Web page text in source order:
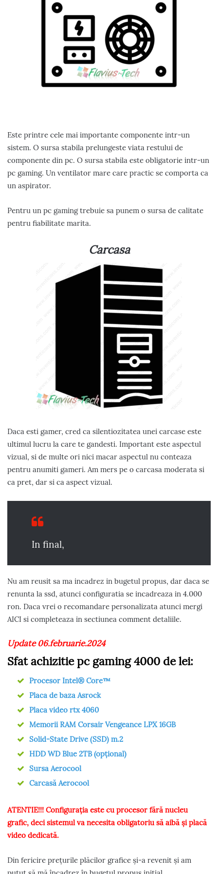
Este printre cele mai importante componente intr-un
sistem. O sursa stabila prelungeste viata restului de
componente din pc. O sursa stabila este obligatorie intr-un
pc gaming. Un ventilator mare care practic se comporta ca
un aspirator.
Pentru un pc gaming trebuie sa punem o sursa de calitate
pentru fiabilitate marita.
Carcasa
Daca esti gamer, cred ca silentiozitatea unei carcase este
ultimul lucru la care te gandesti. Important este aspectul
vizual, si de multe ori nici macar aspectul nu conteaza
pentru anumiti gameri. Am mers pe o carcasa moderata si
ca pret, dar si ca aspect vizual.
In final,
Nu am reusit sa ma incadrez in bugetul propus, dar daca se
renunta la ssd, atunci configuratia se incadreaza in 4.000
ron. Daca vrei o recomandare personalizata atunci mergi
AICI si completeaza in sectiunea comment detaliile.
Update 06.februarie.2024
Sfat achizitie pc gaming 4000 de lei:
Procesor Intel® Core™
Placa de baza Asrock
Placa video rtx 4060
Memorii RAM Corsair Vengeance LPX 16GB
Solid-State Drive (SSD) m.2
HDD WD Blue 2TB (opțional)
Sursa Aerocool
Carcasă Aerocool
ATENTIE!!! Configurația este cu procesor fără nucleu
grafic, deci sistemul va necesita obligatoriu să aibă și placă
video dedicată.
Din fericire prețurile plăcilor grafice și-a revenit și am